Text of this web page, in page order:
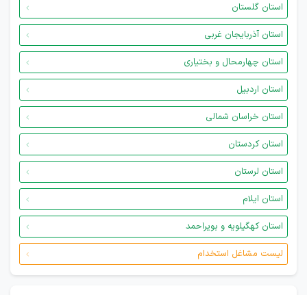
استان گلستان
استان آذربایجان غربی
استان چهارمحال و بختیاری
استان اردبیل
استان خراسان شمالی
استان کردستان
استان لرستان
استان ایلام
استان کهگیلویه و بویراحمد
لیست مشاغل استخدام